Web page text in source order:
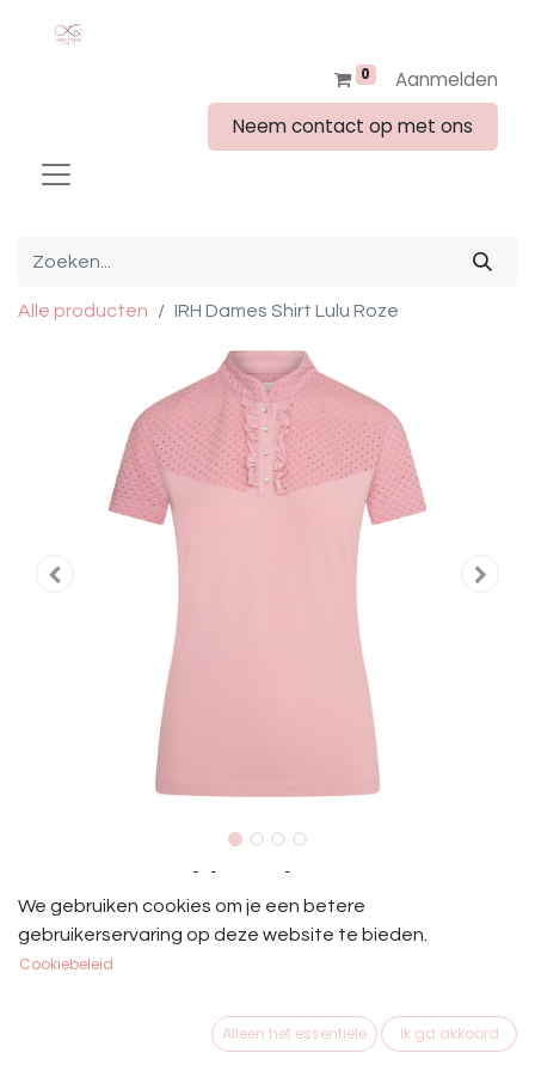
0
Aanmelden
Neem contact op met ons
Alle producten IRH Dames Shirt Lulu Roze
IRH Dames Shirt Lulu Roze
Polo shirt
* Jersey broderie anglaise met effen jerseymix
* Knoopsluiting met strass-steentjes aan de voorkant
* Ruchedetail bij de sluiting aan de voorkant
We gebruiken cookies om je een betere
gebruikerservaring op deze website te bieden.
Cookiebeleid
Alleen het essentiële Ik ga akkoord